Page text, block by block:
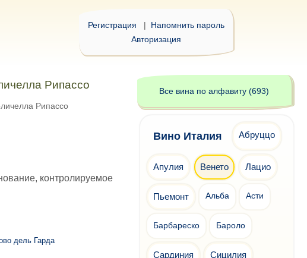
Регистрация | Напомнить пароль
Авторизация
Рипассо
Рипассо
контролируемое
дель Гарда
Все вина по алфавиту (693)
Вино Италия Абруццо
Апулия Венето Лацио
Пьемонт Альба Асти
Барбареско Бароло
Сардиния Сицилия